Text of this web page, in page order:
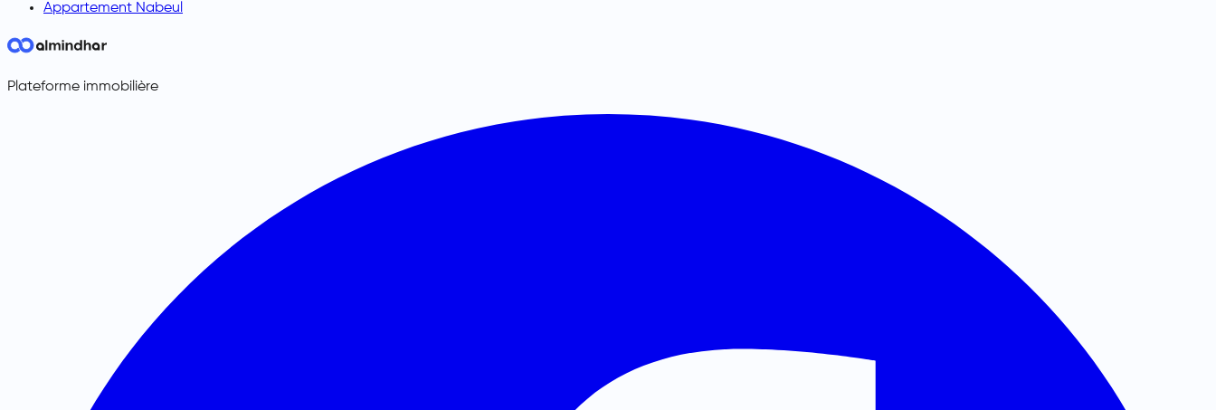
Appartement Nabeul
Plateforme immobilière